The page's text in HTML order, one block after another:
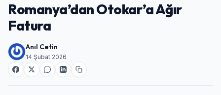
Romanya’dan Otokar’a Ağır
Fatura
Anıl Cetin
14 Şubat 2026